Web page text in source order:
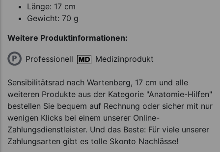
Länge: 17 cm
Gewicht: 70 g
Weitere Produktinformationen:
Professionell Medizinprodukt
Sensibilitätsrad nach Wartenberg, 17 cm und alle
weiteren Produkte aus der Kategorie "Anatomie-Hilfen"
bestellen Sie bequem auf Rechnung oder sicher mit nur
wenigen Klicks bei einem unserer Online-
Zahlungsdienstleister. Und das Beste: Für viele unserer
Zahlungsarten gibt es tolle Skonto Nachlässe!